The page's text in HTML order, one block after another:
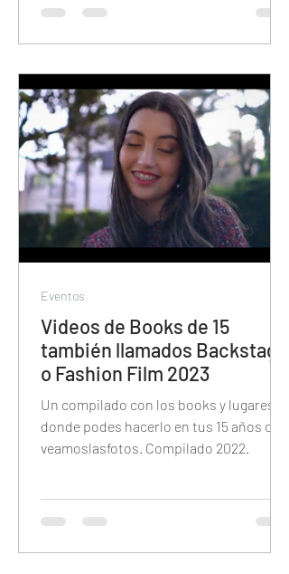
Videos de Books de 15
también llamados Backstage
o Fashion Film 2023
Un compilado con los books y lugares
donde podes hacerlo en tus 15 años con
veamoslasfotos. Compilado 2022.
Eventos